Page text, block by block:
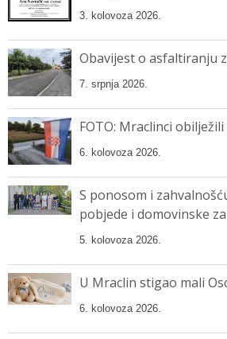
3. kolovoza 2026.
Obavijest o asfaltiranju
7. srpnja 2026.
FOTO: Mraclinci
6. kolovoza 2026.
S ponosom i
pobjede i domovinske
5. kolovoza 2026.
U Mraclin stigao mali
6. kolovoza 2026.